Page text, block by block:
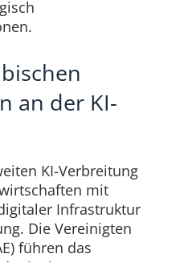
an der KI-
KI-Verbreitung
mit
Infrastruktur
Die Vereinigten
führen das